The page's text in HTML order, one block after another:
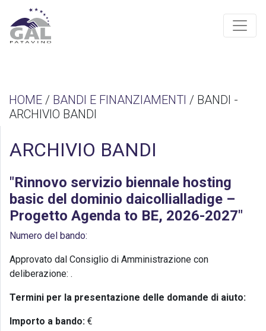
HOME / BANDI E FINANZIAMENTI / BANDI -
ARCHIVIO BANDI
ARCHIVIO BANDI
"Rinnovo servizio biennale hosting
basic del dominio daicollialladige –
Progetto Agenda to BE, 2026-2027"
Numero del bando:
Approvato dal Consiglio di Amministrazione con
deliberazione: .
Termini per la presentazione delle domande di aiuto:
Importo a bando: €